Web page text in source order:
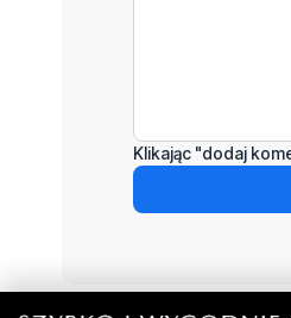
Klikając "dodaj